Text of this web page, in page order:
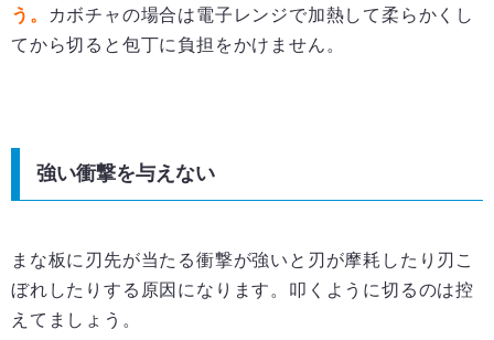
う。
カボチャの場合は電子レンジで加熱して柔らかくし
てから切ると包丁に負担をかけません。
強い衝撃を与えない
まな板に刃先が当たる衝撃が強いと刃が摩耗したり刃こ
ぼれしたりする原因になります。叩くように切るのは控
えてましょう。